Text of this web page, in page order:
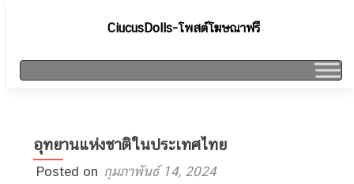
CiucusDolls-โพสต์โฆษณาฟรี
อุทยานแห่งชาติในประเทศไทย
Posted on กุมภาพันธ์ 14, 2024